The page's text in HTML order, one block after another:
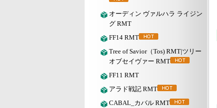
オーディン ヴァルハラ ライジン
グ RMT
FF14 RMT
Tree of Savior（Tos) RMT|ツリー
オブセイヴァー RMT
FF11 RMT
アラド戦記 RMT
CABAL_カバル RMT